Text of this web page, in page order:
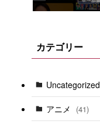
カテゴリー
Uncategorized
アニメ (41)